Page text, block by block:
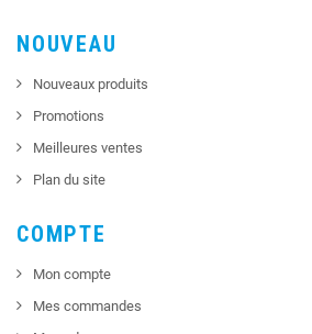
NOUVEAU
Nouveaux produits
Promotions
Meilleures ventes
Plan du site
COMPTE
Mon compte
Mes commandes